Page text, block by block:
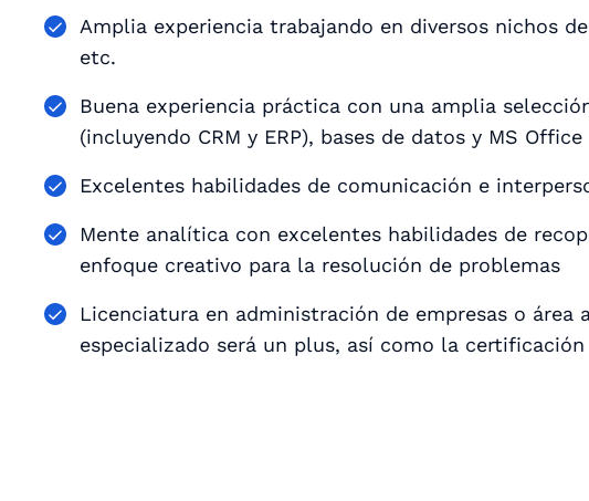
Amplia experiencia trabajando en diversos nichos
etc.
Buena experiencia práctica con una amplia
(incluyendo CRM y ERP), bases de datos y MS Office
Excelentes habilidades de comunicación e
Mente analítica con excelentes habilidades de
enfoque creativo para la resolución de problemas
Licenciatura en administración de empresas o área
especializado será un plus, así como la